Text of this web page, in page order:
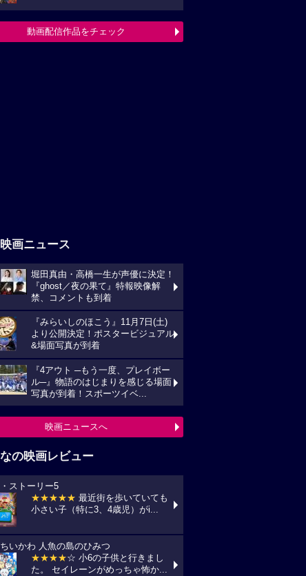
動画配信作品をチェック
画ニュース
堀田真由・高橋一生が声優に決定！
『ghost／夜の果て』特報映像解
禁、コメントも到着
『みらいしのほこう』11月7日(土)
より公開決定！ポスタービジュアル
&場面写真が到着
『4アウト ─もう一度、プレイボー
ル─』物語のはじまりを感じる場面
写真が到着！スポーツイベ...
映画ニュースへ
の映画レビュー
・ストーリー5
★★★★★ 最近街を歩いていても
小さい子（特に3、4歳児）がi...
いかわ 人魚の島のひみつ
★★★★☆ 小6の子供と行きまし
た。 セイレーンがめっちゃ怖か...